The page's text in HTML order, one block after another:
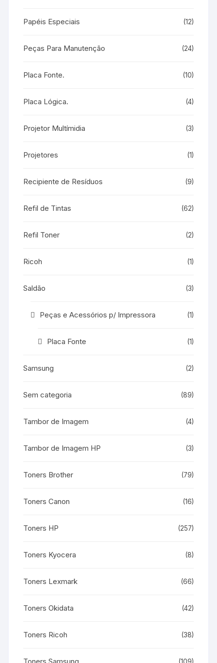
Papéis Especiais (12)
Peças Para Manutenção (24)
Placa Fonte. (10)
Placa Lógica. (4)
Projetor Multímidia (3)
Projetores (1)
Recipiente de Resíduos (9)
Refil de Tintas (62)
Refil Toner (2)
Ricoh (1)
Saldão (3)
Peças e Acessórios p/ Impressora (1)
Placa Fonte (1)
Samsung (2)
Sem categoria (89)
Tambor de Imagem (4)
Tambor de Imagem HP (3)
Toners Brother (79)
Toners Canon (16)
Toners HP (257)
Toners Kyocera (8)
Toners Lexmark (66)
Toners Okidata (42)
Toners Ricoh (38)